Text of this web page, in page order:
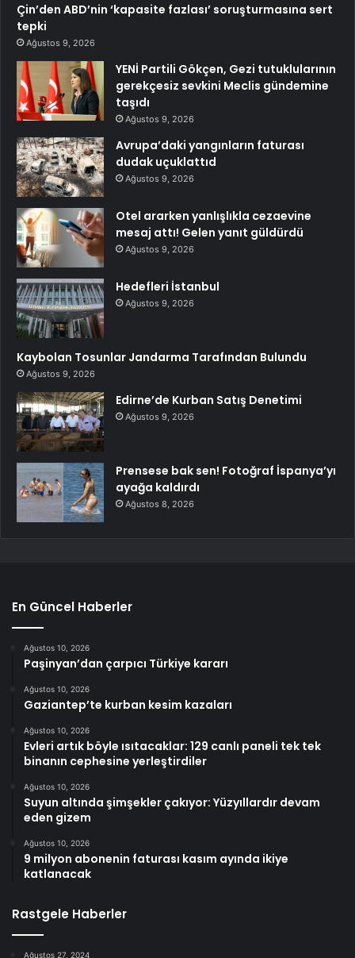
Çin’den ABD’nin ‘kapasite fazlası’ soruşturmasına sert
tepki
Ağustos 9, 2026
YENİ Partili Gökçen, Gezi tutuklularının
gerekçesiz sevkini Meclis gündemine
taşıdı
Ağustos 9, 2026
Avrupa’daki yangınların faturası
dudak uçuklattıd
Ağustos 9, 2026
Otel ararken yanlışlıkla cezaevine
mesaj attı! Gelen yanıt güldürdü
Ağustos 9, 2026
Hedefleri İstanbul
Ağustos 9, 2026
Kaybolan Tosunlar Jandarma Tarafından Bulundu
Ağustos 9, 2026
Edirne’de Kurban Satış Denetimi
Ağustos 9, 2026
Prensese bak sen! Fotoğraf İspanya’yı
ayağa kaldırdı
Ağustos 8, 2026
En Güncel Haberler
Ağustos 10, 2026
Paşinyan’dan çarpıcı Türkiye kararı
Ağustos 10, 2026
Gaziantep’te kurban kesim kazaları
Ağustos 10, 2026
Evleri artık böyle ısıtacaklar: 129 canlı paneli tek tek
binanın cephesine yerleştirdiler
Ağustos 10, 2026
Suyun altında şimşekler çakıyor: Yüzyıllardır devam
eden gizem
Ağustos 10, 2026
9 milyon abonenin faturası kasım ayında ikiye
katlanacak
Rastgele Haberler
Ağustos 27, 2024